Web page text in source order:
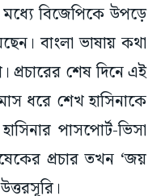
মধ্যে বিজেপিকে উপড়ে
বাংলা ভাষায় কথা
শেষ দিনে এই
ধরে শেখ হাসিনাকে
পাসপোর্ট-ভিসা
প্রচার তখন ‘জয়